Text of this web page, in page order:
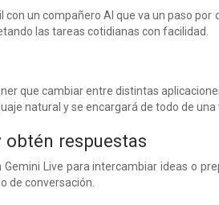
con un compañero AI que va un paso
las tareas cotidianas con facilidad.
que cambiar entre distintas
natural y se encargará de todo de una
respuestas
Live para intercambiar ideas o
de conversación.